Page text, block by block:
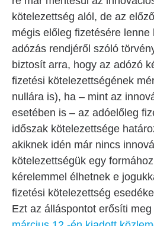
kötelezettség alól, de az
mégis előleg fizetésére lenne
adózás rendjéről szóló
biztosít arra, hogy az adózó
fizetési kötelezettségének
nullára is), ha – mint az
esetében is – az adóelőleg
időszak kötelezettsége
akiknek idén már nincs
kötelezettségük egy
kérelemmel élhetnek e
fizetési kötelezettség
Ezt az álláspontot erősíti meg